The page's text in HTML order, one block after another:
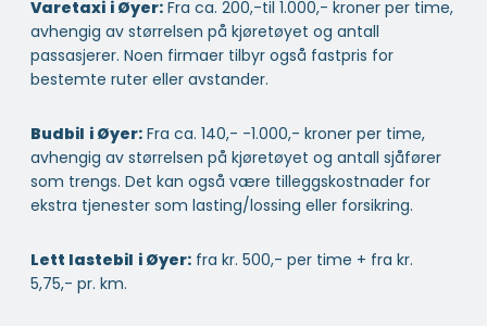
Varetaxi i Øyer: Fra ca. 200,-til 1.000,- kroner per time,
avhengig av størrelsen på kjøretøyet og antall
passasjerer. Noen firmaer tilbyr også fastpris for
bestemte ruter eller avstander.
Budbil i Øyer: Fra ca. 140,- -1.000,- kroner per time,
avhengig av størrelsen på kjøretøyet og antall sjåfører
som trengs. Det kan også være tilleggskostnader for
ekstra tjenester som lasting/lossing eller forsikring.
Lett lastebil i Øyer: fra kr. 500,- per time + fra kr.
5,75,- pr. km.